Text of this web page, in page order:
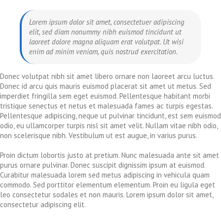
Lorem ipsum dolor sit amet, consectetuer adipiscing
elit, sed diam nonummy nibh euismod tincidunt ut
laoreet dolore magna aliquam erat volutpat. Ut wisi
enim ad minim veniam, quis nostrud exercitation.
Donec volutpat nibh sit amet libero ornare non laoreet arcu luctus.
Donec id arcu quis mauris euismod placerat sit amet ut metus. Sed
imperdiet fringilla sem eget euismod. Pellentesque habitant morbi
tristique senectus et netus et malesuada fames ac turpis egestas.
Pellentesque adipiscing, neque ut pulvinar tincidunt, est sem euismod
odio, eu ullamcorper turpis nisl sit amet velit. Nullam vitae nibh odio,
non scelerisque nibh. Vestibulum ut est augue, in varius purus.
Proin dictum lobortis justo at pretium. Nunc malesuada ante sit amet
purus ornare pulvinar. Donec suscipit dignissim ipsum at euismod.
Curabitur malesuada lorem sed metus adipiscing in vehicula quam
commodo. Sed porttitor elementum elementum. Proin eu ligula eget
leo consectetur sodales et non mauris. Lorem ipsum dolor sit amet,
consectetur adipiscing elit.